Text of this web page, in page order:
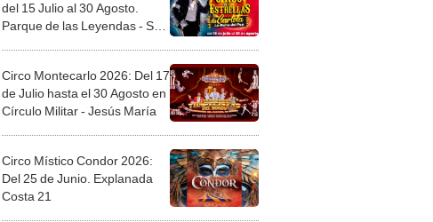
del 15 Julio al 30 Agosto.
Parque de las Leyendas - San
Circo Montecarlo 2026: Del 17
de Julio hasta el 30 Agosto en
Círculo Militar - Jesús María
Circo Místico Condor 2026:
Del 25 de Junio. Explanada
Costa 21